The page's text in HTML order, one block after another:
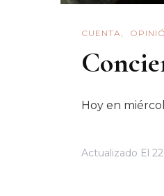
CUENTA
Hoy en
Actualizado El